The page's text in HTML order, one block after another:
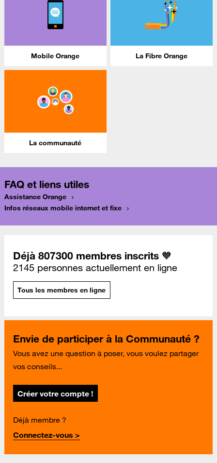
Mobile Orange La Fibre Orange
La communauté
FAQ et liens utiles
Assistance Orange
Infos réseaux mobile internet et fixe
Déjà 807300 membres inscrits 🧡
2145 personnes actuellement en ligne
Tous les membres en ligne
Envie de participer à la Communauté ?
Vous avez une question à poser, vous voulez partager
vos conseils...
Créer votre compte !
Déjà membre ?
Connectez-vous >